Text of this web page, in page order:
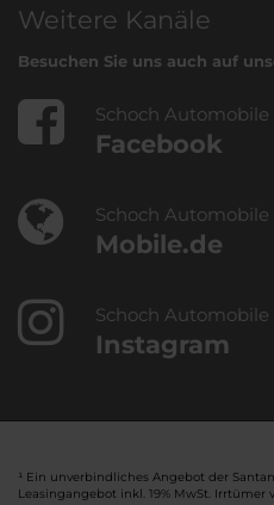
Weitere Kanäle
Besuchen Sie uns auch auf
Schoch Automobile
Facebook
Schoch Automobile
Mobile.de
Schoch Automobile
Instagram
¹ Ein unverbindliches Angebot der
Leasingangebot inkl. 19% MwSt. Irrtümer